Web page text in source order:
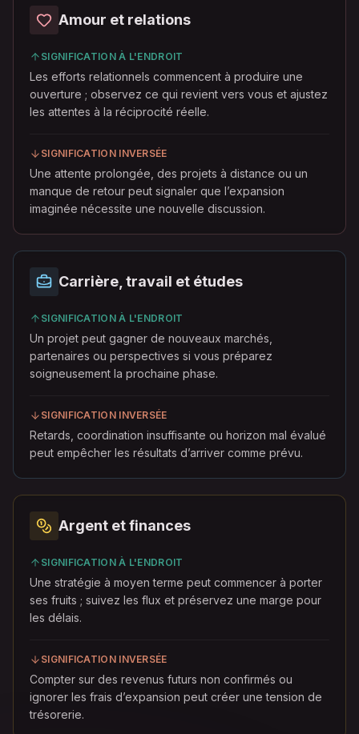
Amour et relations
SIGNIFICATION À L'ENDROIT
Les efforts relationnels commencent à produire une
ouverture ; observez ce qui revient vers vous et ajustez
les attentes à la réciprocité réelle.
SIGNIFICATION INVERSÉE
Une attente prolongée, des projets à distance ou un
manque de retour peut signaler que l’expansion
imaginée nécessite une nouvelle discussion.
Carrière, travail et études
SIGNIFICATION À L'ENDROIT
Un projet peut gagner de nouveaux marchés,
partenaires ou perspectives si vous préparez
soigneusement la prochaine phase.
SIGNIFICATION INVERSÉE
Retards, coordination insuffisante ou horizon mal évalué
peut empêcher les résultats d’arriver comme prévu.
Argent et finances
SIGNIFICATION À L'ENDROIT
Une stratégie à moyen terme peut commencer à porter
ses fruits ; suivez les flux et préservez une marge pour
les délais.
SIGNIFICATION INVERSÉE
Compter sur des revenus futurs non confirmés ou
ignorer les frais d’expansion peut créer une tension de
trésorerie.